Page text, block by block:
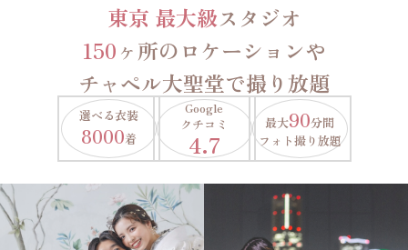
東京 最大級スタジオ
150ヶ所のロケーションや
チャペル大聖堂で撮り放題
選べる衣装
8000着
Google
クチコミ
4.7
最大90分間
フォト撮り放題